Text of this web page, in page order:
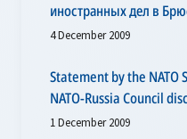
иностранных дел в
4 December 2009
Statement by the NATO
NATO-Russia Council
1 December 2009